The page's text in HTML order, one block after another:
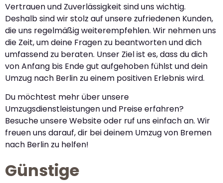
Vertrauen und Zuverlässigkeit sind uns wichtig.
Deshalb sind wir stolz auf unsere zufriedenen Kunden,
die uns regelmäßig weiterempfehlen. Wir nehmen uns
die Zeit, um deine Fragen zu beantworten und dich
umfassend zu beraten. Unser Ziel ist es, dass du dich
von Anfang bis Ende gut aufgehoben fühlst und dein
Umzug nach Berlin zu einem positiven Erlebnis wird.
Du möchtest mehr über unsere
Umzugsdienstleistungen und Preise erfahren?
Besuche unsere Website oder ruf uns einfach an. Wir
freuen uns darauf, dir bei deinem Umzug von Bremen
nach Berlin zu helfen!
Günstige